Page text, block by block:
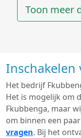
Toon meer
Inschakelen
Het bedrijf
Het is mogelijk om
Fkubbenga, maar
om binnen een
vragen. Bij het